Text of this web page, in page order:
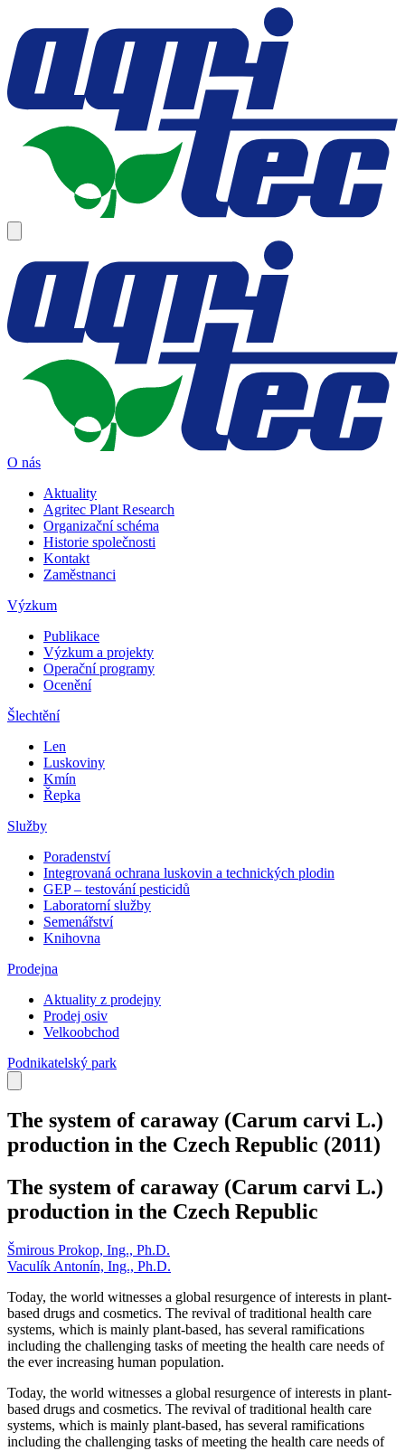
O nás
Aktuality
Agritec Plant Research
Organizační schéma
Historie společnosti
Kontakt
Zaměstnanci
Výzkum
Publikace
Výzkum a projekty
Operační programy
Ocenění
Šlechtění
Len
Luskoviny
Kmín
Řepka
Služby
Poradenství
Integrovaná ochrana luskovin a technických plodin
GEP – testování pesticidů
Laboratorní služby
Semenářství
Knihovna
Prodejna
Aktuality z prodejny
Prodej osiv
Velkoobchod
Podnikatelský park
The system of caraway (Carum carvi L.)
production in the Czech Republic (2011)
The system of caraway (Carum carvi L.)
production in the Czech Republic
Šmirous Prokop, Ing., Ph.D.
Vaculík Antonín, Ing., Ph.D.
Today, the world witnesses a global resurgence of interests in plant-
based drugs and cosmetics. The revival of traditional health care
systems, which is mainly plant-based, has several ramifications
including the challenging tasks of meeting the health care needs of
the ever increasing human population.
Today, the world witnesses a global resurgence of interests in plant-
based drugs and cosmetics. The revival of traditional health care
systems, which is mainly plant-based, has several ramifications
including the challenging tasks of meeting the health care needs of